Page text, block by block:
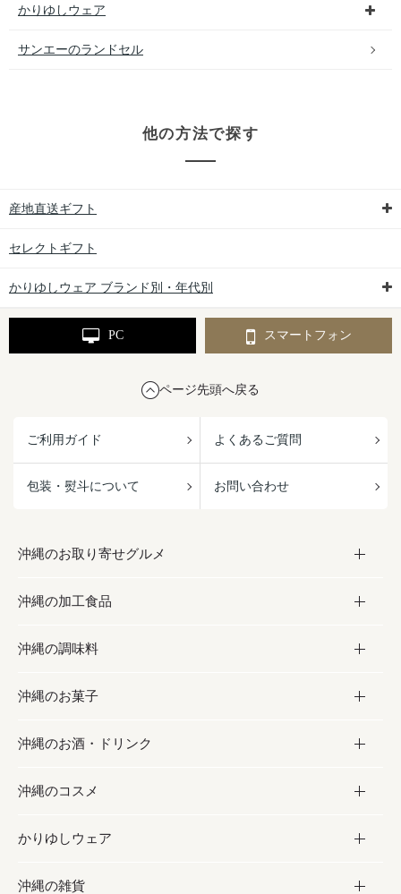
かりゆしウェア
サンエーのランドセル
他の方法で探す
産地直送ギフト
セレクトギフト
かりゆしウェア ブランド別・年代別
PC スマートフォン
ページ先頭へ戻る
ご利用ガイド よくあるご質問
包装・熨斗について お問い合わせ
沖縄のお取り寄せグルメ
お取り寄せグルメ
フルーツ・野菜
お肉
海産物
沖縄の加工食品
加工食品
缶詰／パウチ
沖縄料理
沖縄そば／乾麺
レトルト食品
乾物／粉類
沖縄の調味料
調味料
砂糖／黒砂糖
塩
お酢／ドレッシング
しょうゆ
沖縄のお菓子
お菓子
黒糖
ちんすこう
伝統菓子
沖縄のお酒・ドリンク
お酒・ドリンク
泡盛
ビール・チューハイ
沖縄のコスメ
コスメ
スキンケア
かりゆしウェア
かりゆしウェア
沖縄の雑貨